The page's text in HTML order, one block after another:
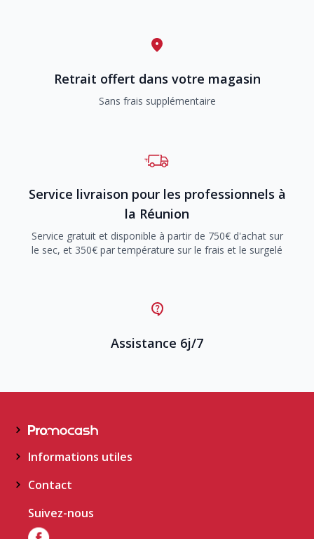
Retrait offert dans votre magasin
Sans frais supplémentaire
Service livraison pour les professionnels à
la Réunion
Service gratuit et disponible à partir de 750€ d'achat sur
le sec, et 350€ par température sur le frais et le surgelé
Assistance 6j/7
Informations utiles
Contact
Suivez-nous